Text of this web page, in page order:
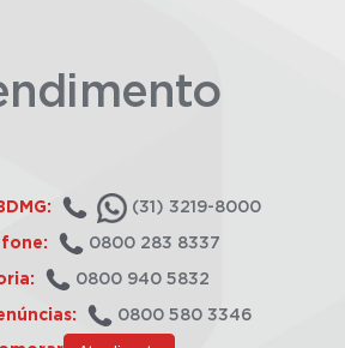
(31) 3219-8000
0800 283 8337
0800 940 5832
0800 580 3346